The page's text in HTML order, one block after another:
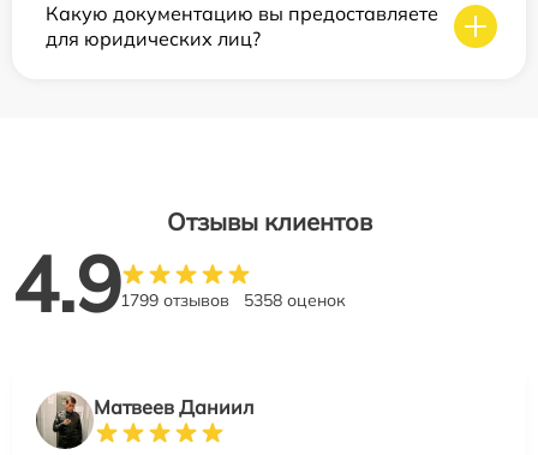
Какую документацию вы предоставляете
для юридических лиц?
Отзывы клиентов
4.91799 отзывов 5358 оценок
Матвеев Даниил